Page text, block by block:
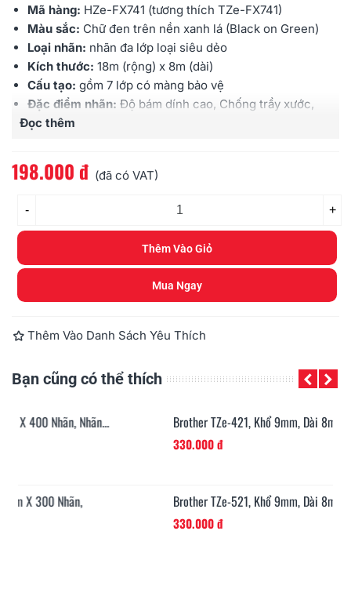
Mã hàng: HZe-FX741 (tương thích TZe-FX741)
Màu sắc: Chữ đen trên nền xanh lá (Black on Green)
Loại nhãn: nhãn đa lớp loại siêu dẻo
Kích thước: 18m (rộng) x 8m (dài)
Cấu tạo: gồm 7 lớp có màng bảo vệ
Đặc điểm nhãn: Độ bám dính cao, Chống trầy xước,
Chịu được hóa chất, Chống thấm nước, Chịu được
Sử dụng cho:
Đọc thêm
198.000 đ (đã có VAT)
- +
Thêm Vào Giỏ
Mua Ngay
Thêm Vào Danh Sách Yêu Thích
Bạn cũng có thể thích
Brother TZe-421, Khổ 9mm, Dài 8m, Black On Red,...
Brother TZe-521, Khổ 9mm, Dài 8m, Black On...